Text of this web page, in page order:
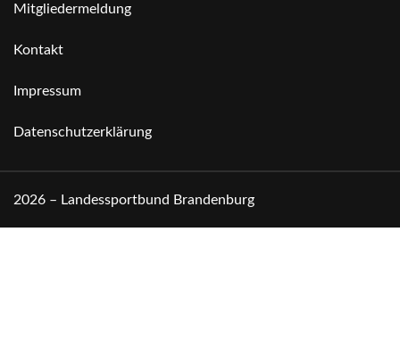
Mitgliedermeldung
Kontakt
Impressum
Datenschutzerklärung
2026 – Landessportbund Brandenburg